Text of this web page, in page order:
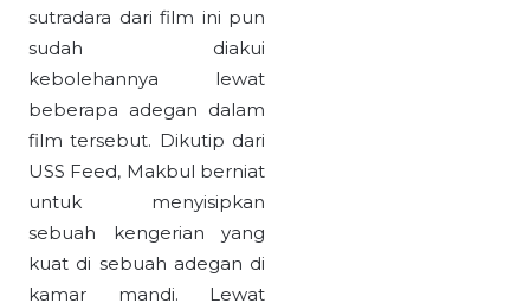
sutradara dari film ini pun
sudah diakui
kebolehannya lewat
beberapa adegan dalam
film tersebut. Dikutip dari
USS Feed, Makbul berniat
untuk menyisipkan
sebuah kengerian yang
kuat di sebuah adegan di
kamar mandi. Lewat